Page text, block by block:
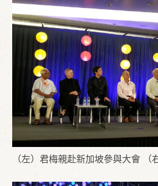
（左）君梅親赴新加坡參與大會 （